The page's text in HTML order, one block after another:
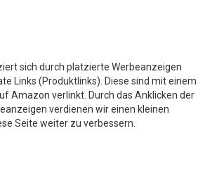
sich durch platzierte Werbeanzeigen
Links (Produktlinks). Diese sind mit einem
Amazon verlinkt. Durch das Anklicken der
verdienen wir einen kleinen
Seite weiter zu verbessern.